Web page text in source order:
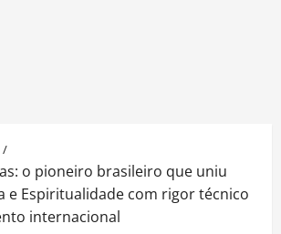
o pioneiro brasileiro que uniu
e Espiritualidade com rigor técnico
internacional